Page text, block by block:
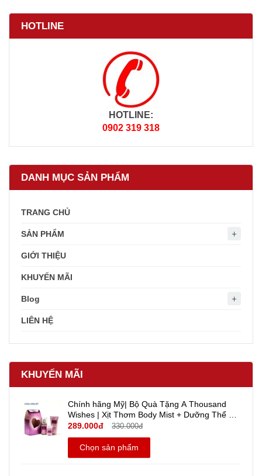
HOTLINE
HOTLINE:
0902 319 318
DANH MỤC SẢN PHẨM
TRANG CHỦ
SẢN PHẨM
GIỚI THIỆU
KHUYẾN MÃI
Blog
LIÊN HỆ
KHUYẾN MÃI
Chính hãng Mỹ| Bộ Quà Tặng A Thousand
Wishes | Xịt Thơm Body Mist + Dưỡng Thể +
Gel rửa tay khô mini Travel size - Bath And
Body Works
289.000đ 330.000đ
Chọn sản phẩm